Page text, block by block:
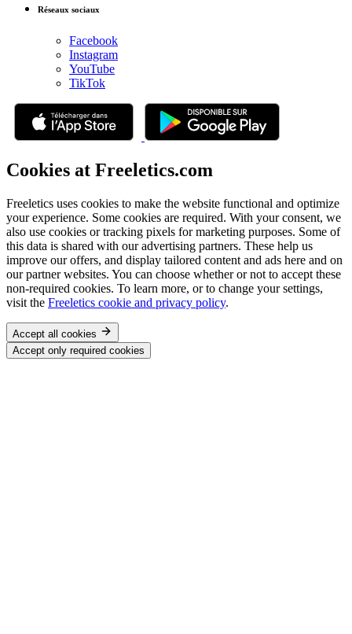
Réseaux sociaux
Facebook
Instagram
YouTube
TikTok
Cookies at Freeletics.com
Freeletics uses cookies to make the website functional and optimize
your experience. Some cookies are required. With your consent, we
also use cookies or tracking pixels for marketing purposes. Some of
this data is shared with our advertising partners. These help us
improve our offers, and display tailored content and ads here and on
our partner websites. You can choose whether or not to accept these
non-required cookies. To learn more, or to change your settings,
visit the Freeletics cookie and privacy policy.
Accept all cookies
Accept only required cookies